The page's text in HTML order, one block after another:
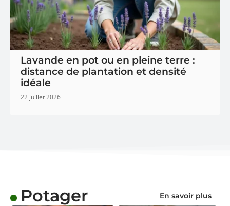
Lavande en pot ou en pleine terre :
distance de plantation et densité
idéale
22 juillet 2026
Potager En savoir plus